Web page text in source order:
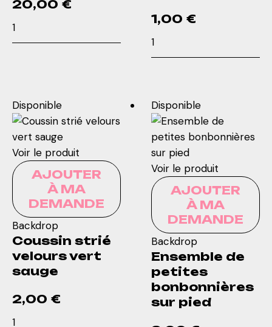
20,00 €
de
1,00 €
et
vert
kaki
Disponible
Voir le produit
AJOUTER
À MA
DEMANDE
Backdrop
Coussin strié
velours vert
sauge
2,00 €
Disponible
Voir le produit
AJOUTER
À MA
DEMANDE
Backdrop
Ensemble de
petites
bonbonnières
sur pied